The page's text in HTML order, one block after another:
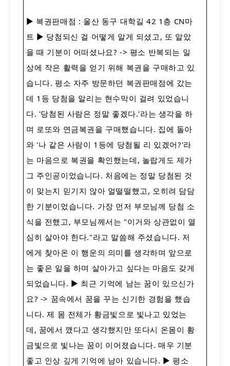
▶ 복권판매점 : 울산 동구 대학길 42 1층 CN마
트 ▶ 당첨되신 걸 어떻게 알게 되셨고, 또 알았
을 때 기분이 어떠셨나요? -> 평소 반복되는 일
상에 작은 활력을 얻기 위해 복권을 구매하고 있
습니다. 평소 자주 방문하던 복권판매점에 갔는
데 1등 당첨을 알리는 현수막이 걸려 있었습니
다. '당첨된 사람은 정말 좋겠다.'라는 생각을 하
며 로또와 연금복권을 구매했습니다. 집에 돌아
와 '나 같은 사람이 1등에 당첨될 리 있겠어?'라
는 마음으로 복권을 확인했는데, 놀랍게도 제가
그 주인공이었습니다. 처음에는 정말 당첨된 것
이 맞는지 믿기지 않아 얼떨떨했고, 오히려 담담
한 기분이었습니다. 가장 먼저 부모님께 당첨 소
식을 전했고, 부모님께서는 "이거와 상관없이 열
심히 살아야 한다."라고 말씀해 주셨습니다. 저
에게 찾아온 이 행운의 의미를 생각하며 앞으로
는 좋은 일을 하며 살아가고 싶다는 마음도 갖게
되었습니다. ▶ 최근 기억에 남는 꿈이 있으신가
요? -> 꿈속에서 꿈을 꾸는 신기한 경험을 했습
니다. 제 몸 전체가 황금빛으로 빛나고 있었는
데, 꿈에서 깼다고 생각했지만 또다시 온몸이 황
금빛으로 빛나는 꿈이 이어졌습니다. 매우 기분
좋고 인상 깊게 기억에 남아 있습니다. ▶ 평소